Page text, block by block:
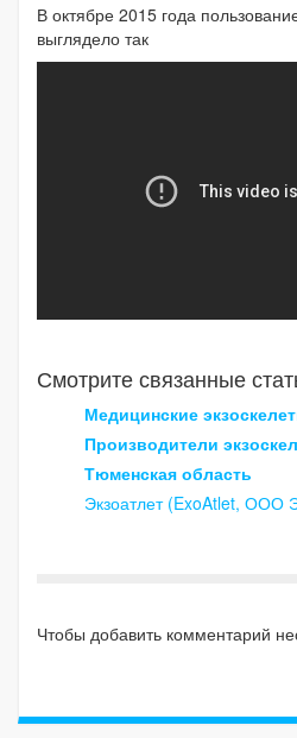
В октябре 2015 года
выглядело так
Смотрите связанные
Медицинские
Производители
Тюменская область
Экзоатлет (ExoAtlet, ООО
Чтобы добавить комментарий